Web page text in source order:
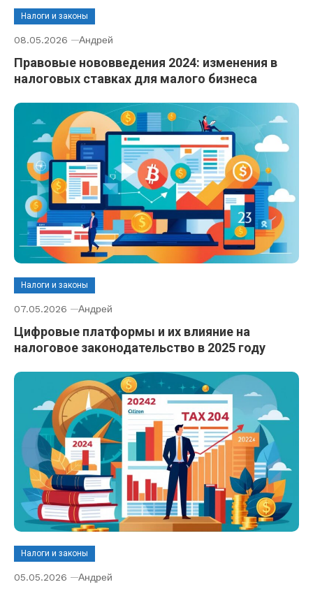
Налоги и законы
08.05.2026 Андрей
Правовые нововведения 2024: изменения в
налоговых ставках для малого бизнеса
Налоги и законы
07.05.2026 Андрей
Цифровые платформы и их влияние на
налоговое законодательство в 2025 году
Налоги и законы
05.05.2026 Андрей